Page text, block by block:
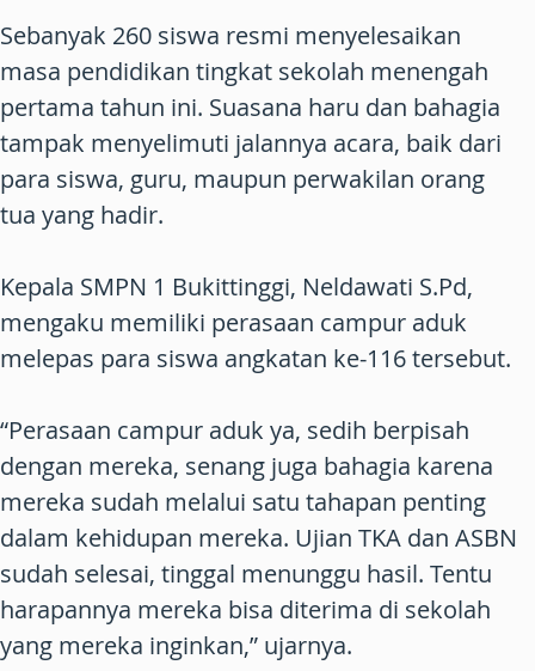
Sebanyak 260 siswa resmi menyelesaikan
masa pendidikan tingkat sekolah menengah
pertama tahun ini. Suasana haru dan bahagia
tampak menyelimuti jalannya acara, baik dari
para siswa, guru, maupun perwakilan orang
tua yang hadir.
Kepala SMPN 1 Bukittinggi, Neldawati S.Pd,
mengaku memiliki perasaan campur aduk
melepas para siswa angkatan ke-116 tersebut.
“Perasaan campur aduk ya, sedih berpisah
dengan mereka, senang juga bahagia karena
mereka sudah melalui satu tahapan penting
dalam kehidupan mereka. Ujian TKA dan ASBN
sudah selesai, tinggal menunggu hasil. Tentu
harapannya mereka bisa diterima di sekolah
yang mereka inginkan,” ujarnya.